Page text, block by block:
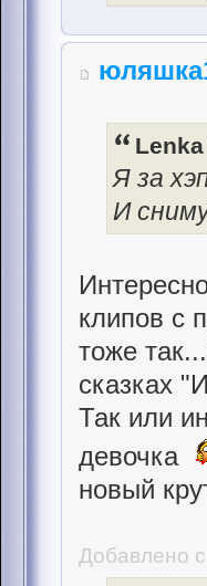
Я за
И
клипов с
тоже
сказках
Так или
девочка
новый
Добавлено